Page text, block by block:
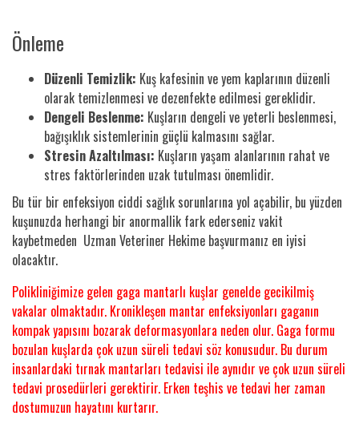
Önleme
Düzenli Temizlik: Kuş kafesinin ve yem kaplarının düzenli
olarak temizlenmesi ve dezenfekte edilmesi gereklidir.
Dengeli Beslenme: Kuşların dengeli ve yeterli beslenmesi,
bağışıklık sistemlerinin güçlü kalmasını sağlar.
Stresin Azaltılması: Kuşların yaşam alanlarının rahat ve
stres faktörlerinden uzak tutulması önemlidir.
Bu tür bir enfeksiyon ciddi sağlık sorunlarına yol açabilir, bu yüzden
kuşunuzda herhangi bir anormallik fark ederseniz vakit
kaybetmeden Uzman Veteriner Hekime başvurmanız en iyisi
olacaktır.
Polikliniğimize gelen gaga mantarlı kuşlar genelde gecikilmiş
vakalar olmaktadır. Kronikleşen mantar enfeksiyonları gaganın
kompak yapısını bozarak deformasyonlara neden olur. Gaga formu
bozulan kuşlarda çok uzun süreli tedavi söz konusudur. Bu durum
insanlardaki tırnak mantarları tedavisi ile aynıdır ve çok uzun süreli
tedavi prosedürleri gerektirir. Erken teşhis ve tedavi her zaman
dostumuzun hayatını kurtarır.